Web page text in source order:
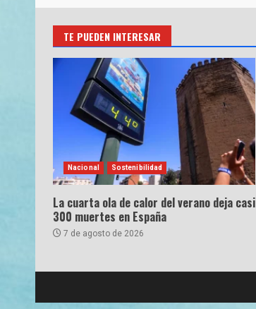
TE PUEDEN INTERESAR
Nacional Sostenibilidad
La cuarta ola de calor del verano deja casi
300 muertes en España
7 de agosto de 2026